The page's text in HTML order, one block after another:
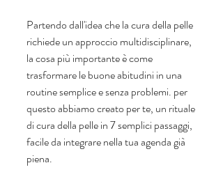
Partendo dall'idea che la cura della pelle
richiede un approccio multidisciplinare,
la cosa più importante è come
trasformare le buone abitudini in una
routine semplice e senza problemi. per
questo abbiamo creato per te, un rituale
di cura della pelle in 7 semplici passaggi,
facile da integrare nella tua agenda già
piena.